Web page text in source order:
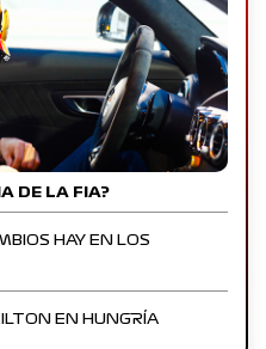
DE LA FIA?
HAY EN LOS
EN HUNGRÍA